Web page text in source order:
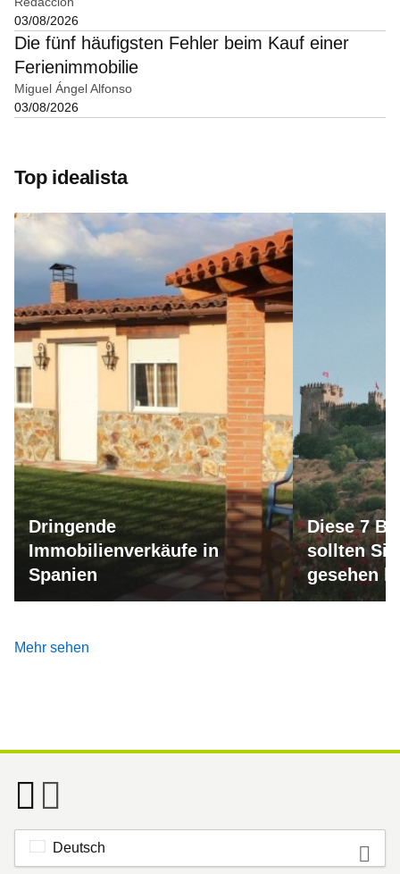
03/08/2026
Die fünf häufigsten Fehler beim Kauf einer
Ferienimmobilie
Miguel Ángel Alfonso
03/08/2026
Top idealista
Dringende
Immobilienverkäufe in
Spanien
Diese 7
sollten
gesehen
Mehr sehen
Deutsch